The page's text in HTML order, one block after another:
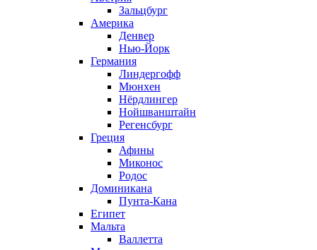
Зальцбург
Америка
Денвер
Нью-Йорк
Германия
Линдергофф
Мюнхен
Нёрдлингер
Нойшванштайн
Регенсбург
Греция
Афины
Миконос
Родос
Доминикана
Пунта-Кана
Египет
Мальта
Валлетта